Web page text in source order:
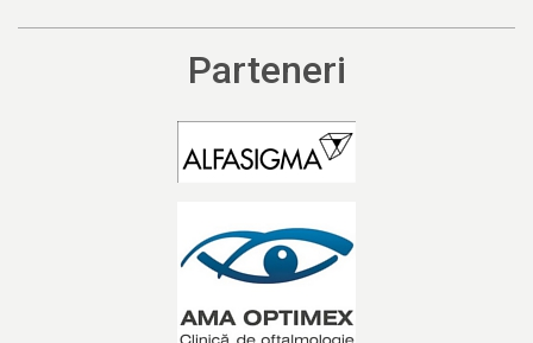
Parteneri